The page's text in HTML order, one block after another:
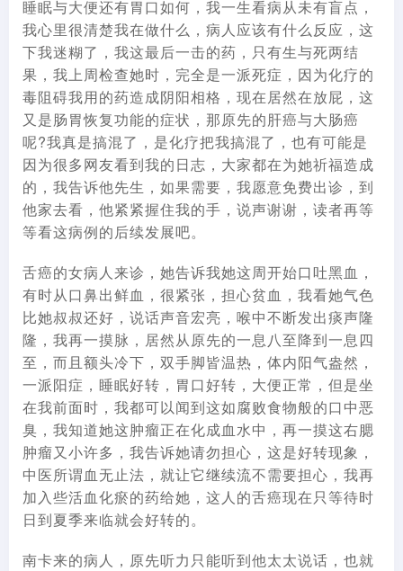
睡眠与大便还有胃口如何，我一生看病从未有盲点，
我心里很清楚我在做什么，病人应该有什么反应，这
下我迷糊了，我这最后一击的药，只有生与死两结
果，我上周检查她时，完全是一派死症，因为化疗的
毒阻碍我用的药造成阴阳相格，现在居然在放屁，这
又是肠胃恢复功能的症状，那原先的肝癌与大肠癌
呢?我真是搞混了，是化疗把我搞混了，也有可能是
因为很多网友看到我的日志，大家都在为她祈福造成
的，我告诉他先生，如果需要，我愿意免费出诊，到
他家去看，他紧紧握住我的手，说声谢谢，读者再等
等看这病例的后续发展吧。
舌癌的女病人来诊，她告诉我她这周开始口吐黑血，
有时从口鼻出鲜血，很紧张，担心贫血，我看她气色
比她叔叔还好，说话声音宏亮，喉中不断发出痰声隆
隆，我再一摸脉，居然从原先的一息八至降到一息四
至，而且额头冷下，双手脚皆温热，体内阳气盎然，
一派阳症，睡眠好转，胃口好转，大便正常，但是坐
在我前面时，我都可以闻到这如腐败食物般的口中恶
臭，我知道她这肿瘤正在化成血水中，再一摸这右腮
肿瘤又小许多，我告诉她请勿担心，这是好转现象，
中医所谓血无止法，就让它继续流不需要担心，我再
加入些活血化瘀的药给她，这人的舌癌现在只等待时
日到夏季来临就会好转的。
南卡来的病人，原先听力只能听到他太太说话，也就